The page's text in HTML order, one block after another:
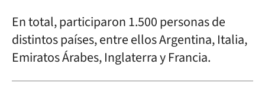
En total, participaron 1.500 personas de
distintos países, entre ellos Argentina, Italia,
Emiratos Árabes, Inglaterra y Francia.